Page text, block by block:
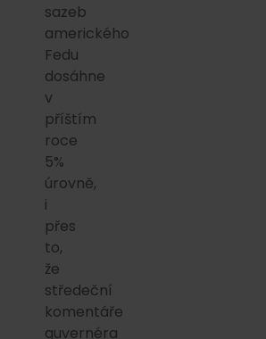
sazeb
amerického
Fedu
dosáhne
v
příštím
roce
5%
úrovně,
i
přes
to,
že
středeční
komentáře
guvernéra